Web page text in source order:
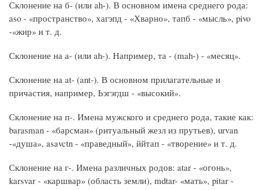
Склонение на б- (или ah-). В основном имена среднего рода:
aso - «пространство», хагэпд - «Хварно», тапб - «мысль», pivo
-«жир» и т. д.
Склонение на а- (или ah-). Например, та - (mah-) - «месяц».
Склонение на at- (ant-). В основном прилагательные и
причастия, например, Ьэгэгдш - «высокий».
Склонение на п-. Имена мужского и среднего рода, такие как:
barasman - «барсман» (ритуальный жезл из прутьев), urvan
-«душа», asavctn - «праведный», ййтап - «творение» и т. д.
Склонение на г-. Имена различных родов: atar - «огонь»,
karsvar - «каршвар» (область земли), mdtar- «мать», pitar -